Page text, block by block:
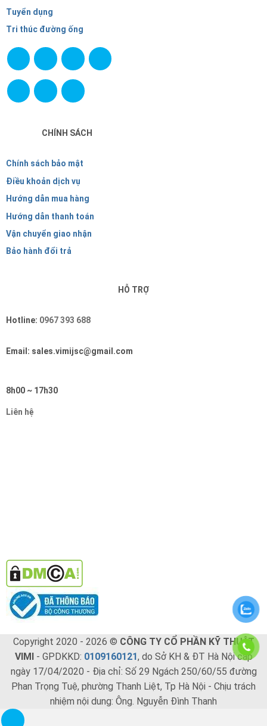
Tuyển dụng
Tri thúc đường ống
CHÍNH SÁCH
Chính sách bảo mật
Điều khoản dịch vụ
Hướng dẫn mua hàng
Hướng dẫn thanh toán
Vận chuyển giao nhận
Bảo hành đổi trả
HỖ TRỢ
Hotline: 0967 393 688
Email: sales.vimijsc@gmail.com
8h00 ~ 17h30
Liên hệ
Copyright 2020 - 2026 © CÔNG TY CỔ PHẦN KỸ THUẬT
VIMI
- GPDKKD: 0109160121, do Sở KH & ĐT Hà Nội cấp
ngày 17/04/2020 - Địa chỉ: Số 29 Ngách 250/60/55 đường
Phan Trọng Tuệ, phường Thanh Liệt, Tp Hà Nội - Chịu trách
nhiệm nội dung: Ông. Nguyễn Đình Thanh